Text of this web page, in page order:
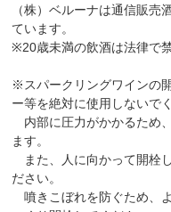
（株）ベルーナは通信販売
ています。
※20歳未満の飲酒は法律で
※スパークリングワインの
ー等を絶対に使用しないで
内部に圧力がかかるため
ます。
また、人に向かって開栓
ださい。
噴きこぼれを防ぐため、